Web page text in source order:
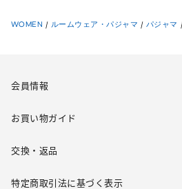
WOMEN / ルームウェア・パジャマ / パジャマ
会員情報
お買い物ガイド
交換・返品
特定商取引法に基づく表示